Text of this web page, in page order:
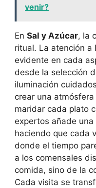
venir?
En Sal y Azúcar, la
ritual. La atención a
evidente en cada
desde la selección
iluminación
crear una
maridar cada plato
expertos añade
haciendo que cada
donde el tiempo
a los comensales
comida, sino de la
Cada visita se